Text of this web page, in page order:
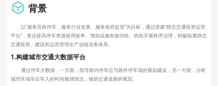
背景
以“服务百姓停车、服务行业发展、服务政府监管”为目标，通过搭建“静态交通投资运营
平台”，逐步提高停车资源使用效率、增加设施有效供给、协助开展秩序治理，积极拓展静态
交通投资、建设和运营管理全产业链业务体系。
1.构建城市交通大数据平台
通过停车大数据，一方面，指导路内停车位与路外停车场的规划建设；另一方面，分析
城市区域车出车入的时间规律情况，辅助交通道路的规划。